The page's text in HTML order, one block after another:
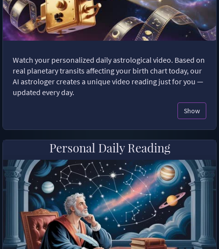
Watch your personalized daily astrological video. Based on
real planetary transits affecting your birth chart today, our
AI astrologer creates a unique video reading just for you —
updated every day.
Show
Personal Daily Reading